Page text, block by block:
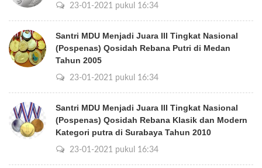
23-01-2021 pukul 16:34
Santri MDU Menjadi Juara III Tingkat Nasional
(Pospenas) Qosidah Rebana Putri di Medan
Tahun 2005
23-01-2021 pukul 16:34
Santri MDU Menjadi Juara III Tingkat Nasional
(Pospenas) Qosidah Rebana Klasik dan Modern
Kategori putra di Surabaya Tahun 2010
23-01-2021 pukul 16:34